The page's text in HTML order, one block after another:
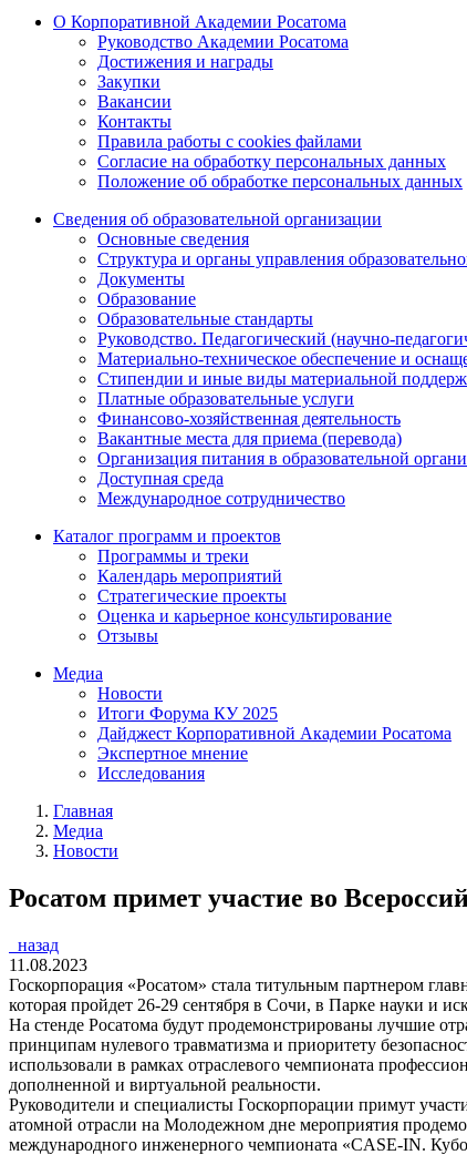
О Корпоративной Академии Росатома
Руководство Академии Росатома
Достижения и награды
Закупки
Вакансии
Контакты
Правила работы с cookies файлами
Согласие на обработку персональных данных
Положение об обработке персональных данных
Сведения об образовательной организации
Основные сведения
Структура и органы управления
Документы
Образование
Образовательные стандарты
Руководство. Педагогический (научно-
Материально-техническое обеспечение и
Стипендии и иные виды материальной
Платные образовательные услуги
Финансово-хозяйственная деятельность
Вакантные места для приема (перевода)
Организация питания в образовательной
Доступная среда
Международное сотрудничество
Каталог программ и проектов
Программы и треки
Календарь мероприятий
Стратегические проекты
Оценка и карьерное консультирование
Отзывы
Медиа
Новости
Итоги Форума КУ 2025
Дайджест Корпоративной Академии Росатома
Экспертное мнение
Исследования
Главная
Медиа
Новости
Росатом примет участие во
назад
11.08.2023
Госкорпорация «Росатом» стала титульным партнером
которая пройдет 26-29 сентября в Сочи, в Парке науки и
На стенде Росатома будут продемонстрированы лучшие
принципам нулевого травматизма и приоритету
использовали в рамках отраслевого чемпионата
дополненной и виртуальной реальности.
Руководители и специалисты Госкорпорации примут
атомной отрасли на Молодежном дне мероприятия
международного инженерного чемпионата «CASE-IN.